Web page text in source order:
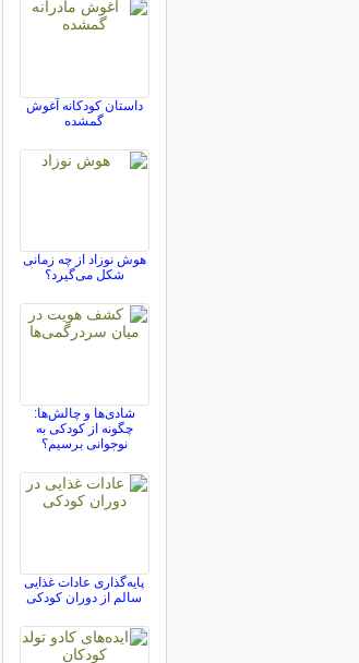
داستان کودکانه آغوش
گمشده
هوش نوزاد از چه زمانی
شکل می‌گیرد؟
شادی‌ها و چالش‌ها:
چگونه از کودکی به
نوجوانی برسیم؟
پایه‌گذاری عادات غذایی
سالم از دوران کودکی